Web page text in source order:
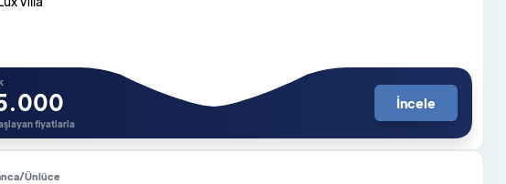
fiyatlarla
İncele
Ünlüce